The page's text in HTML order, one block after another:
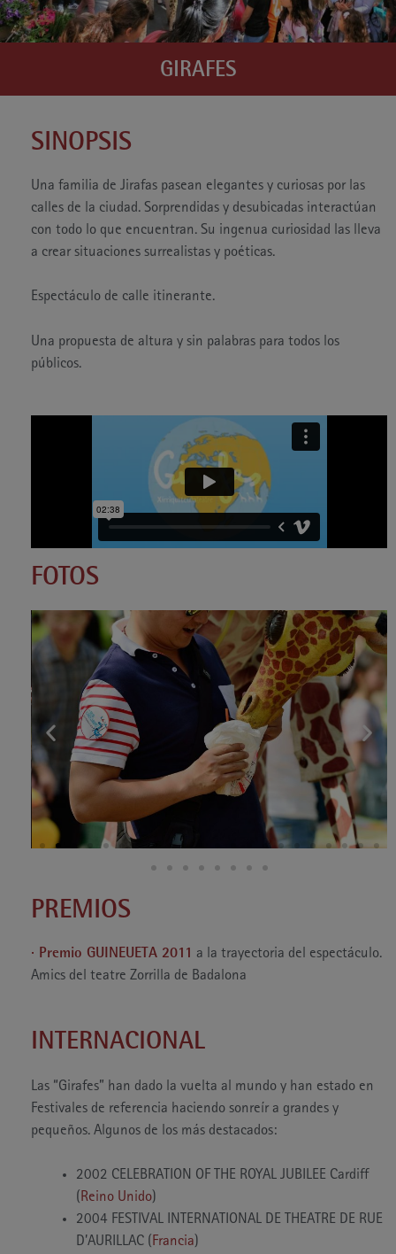
GIRAFES
SINOPSIS
Una familia de Jirafas pasean elegantes y curiosas por las
calles de la ciudad. Sorprendidas y desubicadas interactúan
con todo lo que encuentran. Su ingenua curiosidad las lleva
a crear situaciones surrealistas y poéticas.
Espectáculo de calle itinerante.
Una propuesta de altura y sin palabras para todos los
públicos.
FOTOS
PREMIOS
· Premio GUINEUETA 2011 a la trayectoria del espectáculo.
Amics del teatre Zorrilla de Badalona
INTERNACIONAL
Las “Girafes” han dado la vuelta al mundo y han estado en
Festivales de referencia haciendo sonreír a grandes y
pequeños. Algunos de los más destacados:
2002 CELEBRATION OF THE ROYAL JUBILEE Cardiff
(Reino Unido)
2004 FESTIVAL INTERNATIONAL DE THEATRE DE RUE
D’AURILLAC (Francia)